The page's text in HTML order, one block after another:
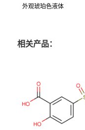
外观琥珀色液体
相关产品：